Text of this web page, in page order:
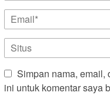
Simpan nama, email,
ini untuk komentar saya